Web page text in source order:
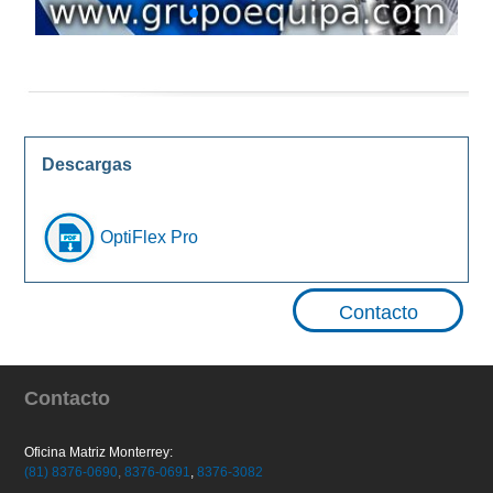
Descargas
OptiFlex Pro
Contacto
Contacto
Oficina Matriz Monterrey:
(81) 8376-0690, 8376-0691, 8376-3082